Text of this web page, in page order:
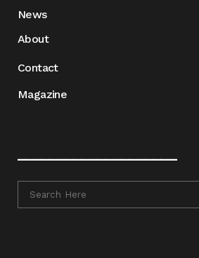
News
About
Contact
Magazine